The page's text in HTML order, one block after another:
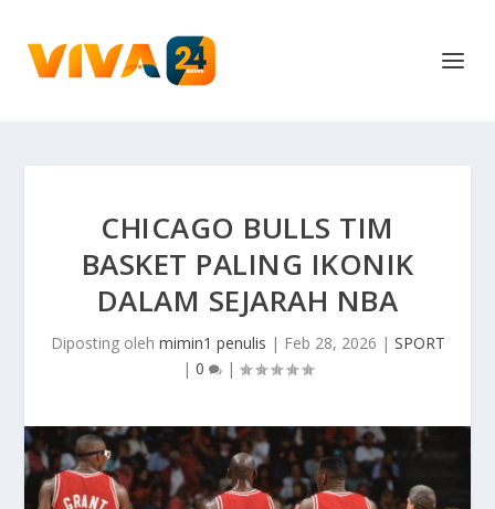
CHICAGO BULLS TIM
BASKET PALING IKONIK
DALAM SEJARAH NBA
Diposting oleh mimin1 penulis | Feb 28, 2026 | SPORT
| 0 |